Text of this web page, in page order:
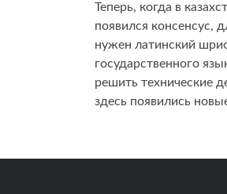
Теперь, когда в
появился консенсус,
нужен латинский
государственного
решить технические
здесь появились